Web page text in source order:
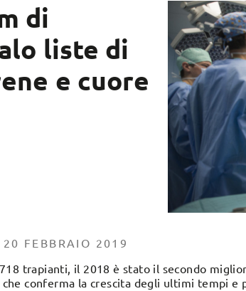
di
liste di
e cuore
20 FEBBRAIO 2019
trapianti, il 2018 è stato il secondo
conferma la crescita degli ultimi tempi e